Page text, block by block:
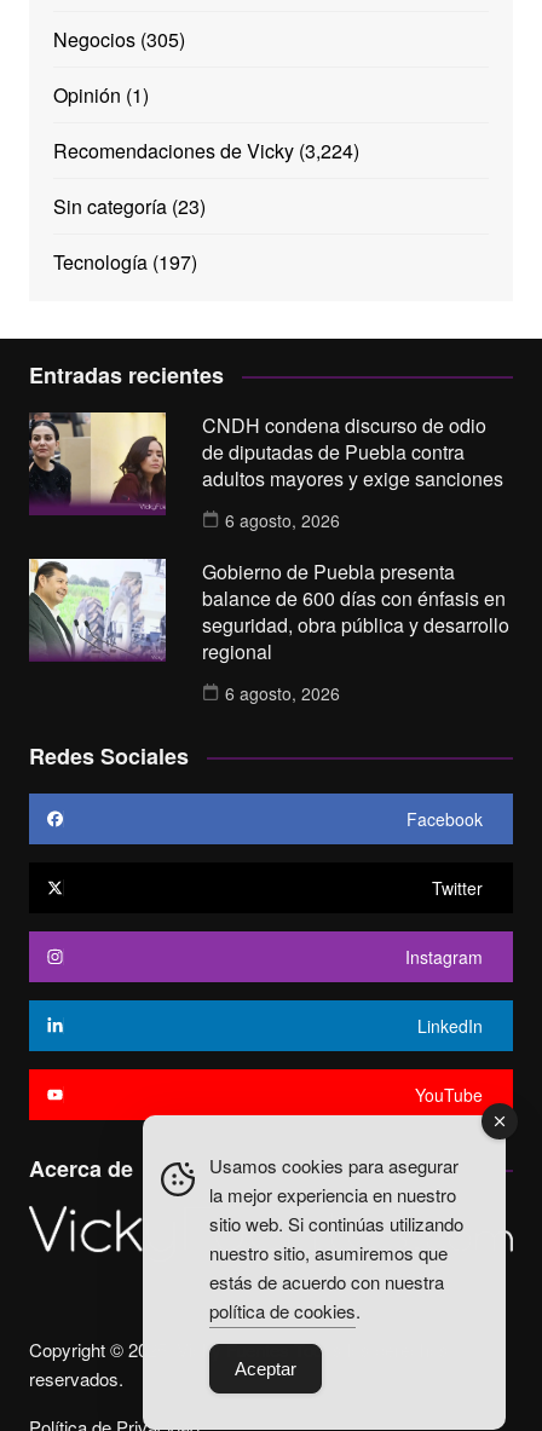
Negocios(305)
Opinión (1)
Recomendaciones de Vicky(3,224)
Sin categoría(23)
Tecnología(197)
Entradas recientes
CNDH condena discurso de odio
de diputadas de Puebla contra
adultos mayores y exige sanciones
6 agosto, 2026
Gobierno de Puebla presenta
balance de 600 días con énfasis en
seguridad, obra pública y desarrollo
regional
6 agosto, 2026
Redes Sociales
Facebook
Twitter
Instagram
LinkedIn
YouTube
Acerca de
Copyright © 2025. Vicky Fuentes Todos los derechos
reservados.
Usamos cookies para asegurar
la mejor experiencia en nuestro
sitio web. Si continúas utilizando
nuestro sitio, asumiremos que
estás de acuerdo con nuestra
política de cookies.
Aceptar